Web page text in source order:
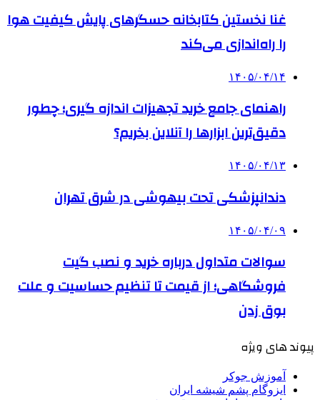
غنا نخستین کتابخانه حسگرهای پایش کیفیت هوا
را راه‌اندازی می‌کند
۱۴۰۵/۰۴/۱۴
راهنمای جامع خرید تجهیزات اندازه گیری؛ چطور
دقیق‌ترین ابزارها را آنلاین بخریم؟
۱۴۰۵/۰۴/۱۳
دندانپزشکی تحت بیهوشی در شرق تهران
۱۴۰۵/۰۴/۰۹
سوالات متداول درباره خرید و نصب گیت
فروشگاهی؛ از قیمت تا تنظیم حساسیت و علت
بوق زدن
پیوند های ویژه
آموزش جوکر
ایزوگام پشم شیشه ایران